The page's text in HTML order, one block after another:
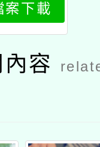
案下載
容